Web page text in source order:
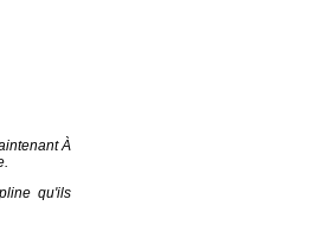
À
qu'ils